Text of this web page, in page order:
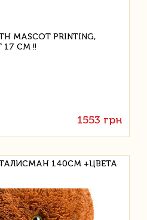
1553 грн
140СМ +ЦВЕТА